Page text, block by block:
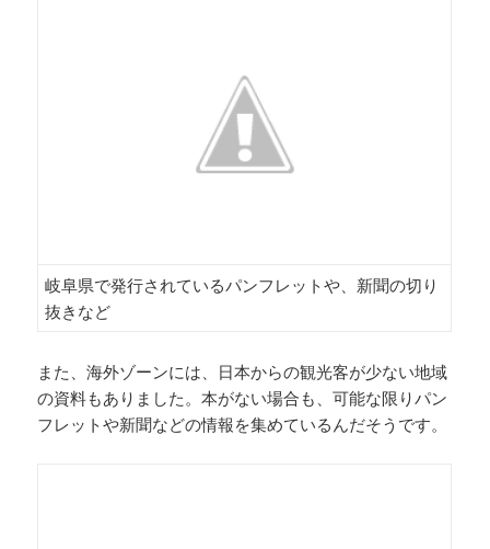
岐阜県で発行されているパンフレットや、新聞の切り
抜きなど
また、海外ゾーンには、日本からの観光客が少ない地域
の資料もありました。本がない場合も、可能な限りパン
フレットや新聞などの情報を集めているんだそうです。